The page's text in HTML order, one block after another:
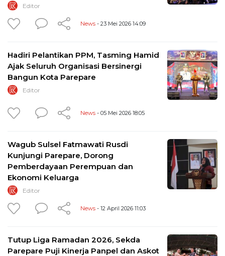
Editor
News - 23 Mei 2026 14:09
Hadiri Pelantikan PPM, Tasming Hamid
Ajak Seluruh Organisasi Bersinergi
Bangun Kota Parepare
Editor
News - 05 Mei 2026 18:05
Wagub Sulsel Fatmawati Rusdi
Kunjungi Parepare, Dorong
Pemberdayaan Perempuan dan
Ekonomi Keluarga
Editor
News - 12 April 2026 11:03
Tutup Liga Ramadan 2026, Sekda
Parepare Puji Kinerja Panpel dan Askot